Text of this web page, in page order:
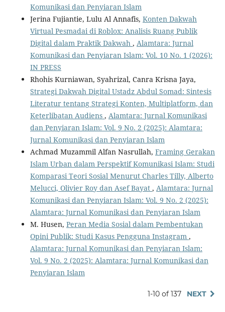
Komunikasi dan Penyiaran Islam
Jerina Fujiantie, Lulu Al Annafis, Konten Dakwah
Virtual Pesmadai di Roblox: Analisis Ruang Publik
Digital dalam Praktik Dakwah , Alamtara: Jurnal
Komunikasi dan Penyiaran Islam: Vol. 10 No. 1 (2026):
IN PRESS
Rhohis Kurniawan, Syahrizal, Canra Krisna Jaya,
Strategi Dakwah Digital Ustadz Abdul Somad: Sintesis
Literatur tentang Strategi Konten, Multiplatform, dan
Keterlibatan Audiens , Alamtara: Jurnal Komunikasi
dan Penyiaran Islam: Vol. 9 No. 2 (2025): Alamtara:
Jurnal Komunikasi dan Penyiaran Islam
Achmad Muzammil Alfan Nasrullah, Framing Gerakan
Islam Urban dalam Perspektif Komunikasi Islam: Studi
Komparasi Teori Sosial Menurut Charles Tilly, Alberto
Melucci, Olivier Roy dan Asef Bayat , Alamtara: Jurnal
Komunikasi dan Penyiaran Islam: Vol. 9 No. 2 (2025):
Alamtara: Jurnal Komunikasi dan Penyiaran Islam
M. Husen, Peran Media Sosial dalam Pembentukan
Opini Publik: Studi Kasus Pengguna Instagram ,
Alamtara: Jurnal Komunikasi dan Penyiaran Islam:
Vol. 9 No. 2 (2025): Alamtara: Jurnal Komunikasi dan
Penyiaran Islam
1-10 of 137 NEXT